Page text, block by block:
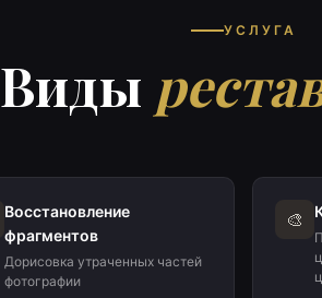
УСЛУГА
Виды
Восстановление
фрагментов
Дорисовка утраченных частей
фотографии
🎨